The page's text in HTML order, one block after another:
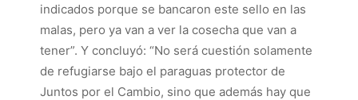
indicados porque se bancaron este sello en las
malas, pero ya van a ver la cosecha que van a
tener”. Y concluyó: “No será cuestión solamente
de refugiarse bajo el paraguas protector de
Juntos por el Cambio, sino que además hay que